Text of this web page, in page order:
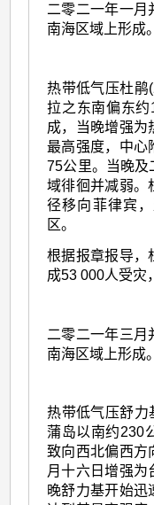
二零二一年一月
南海区域上形成。
热带低气压杜鹃
拉之东南偏东
成，当晚增强为
最高强度，中心
75公里。当晚及
域徘徊并减弱。
径移向菲律宾
区。
根据报章报导，
成53 000人受灾
二零二一年三月
南海区域上形成。
热带低气压舒力
蒲岛以南约230
致向西北偏西方
月十六日增强为
晚舒力基开始迅